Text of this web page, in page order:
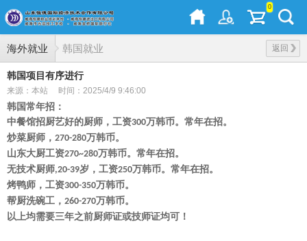
0
海外就业 返回
韩国就业
韩国项目有序进行
来源：本站 时间：2025/4/9 9:46:00
韩国常年招：
中餐馆招厨艺好的厨师，工资300万韩币。常年在招。
炒菜厨师， 270-280万韩币。
山东大厨工资270~280万韩币。常年在招。
无技术厨师,20-39岁，工资250万韩币。常年在招。
烤鸭师，工资300-350万韩币。
帮厨洗碗工， 260-270万韩币。
以上均需要三年之前厨师证或技师证均可！